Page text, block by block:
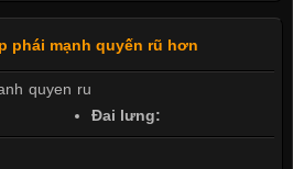
phái mạnh quyến rũ hơn
Đai lưng: